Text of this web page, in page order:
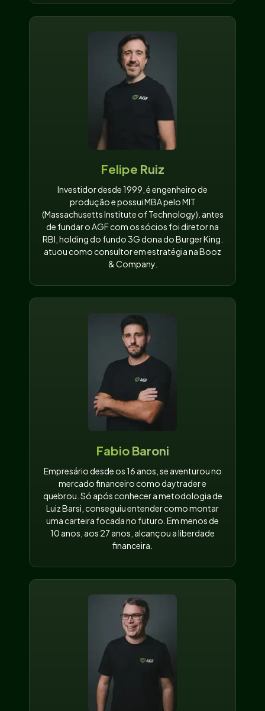
Felipe Ruiz
Investidor desde 1999, é engenheiro de
produção e possui MBA pelo MIT
(Massachusetts Institute of Technology). antes
de fundar o AGF com os sócios foi diretor na
RBI, holding do fundo 3G dona do Burger King.
atuou como consultor em estratégia na Booz
& Company.
Fabio Baroni
Empresário desde os 16 anos, se aventurou no
mercado financeiro como daytrader e
quebrou. Só após conhecer a metodologia de
Luiz Barsi, conseguiu entender como montar
uma carteira focada no futuro. Em menos de
10 anos, aos 27 anos, alcançou a liberdade
financeira.